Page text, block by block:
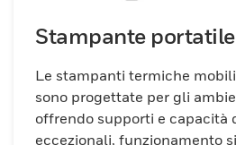
Stampante
Le stampanti termiche
sono progettate per gli
offrendo supporti e capacità
eccezionali, funzionamento